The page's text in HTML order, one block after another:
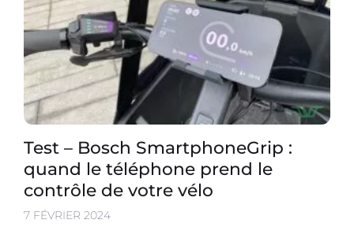
Test – Bosch SmartphoneGrip :
quand le téléphone prend le
contrôle de votre vélo
7 FÉVRIER 2024